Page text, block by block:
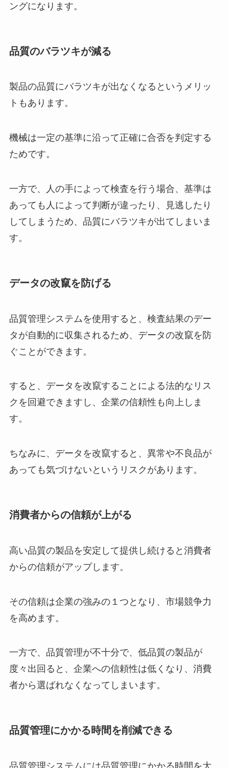
ングになります。
品質のバラツキが減る
製品の品質にバラツキが出なくなるというメリッ
トもあります。
機械は一定の基準に沿って正確に合否を判定する
ためです。
一方で、人の手によって検査を行う場合、基準は
あっても人によって判断が違ったり、見逃したり
してしまうため、品質にバラツキが出てしまいま
す。
データの改竄を防げる
品質管理システムを使用すると、検査結果のデー
タが自動的に収集されるため、データの改竄を防
ぐことができます。
すると、データを改竄することによる法的なリス
クを回避できますし、企業の信頼性も向上しま
す。
ちなみに、データを改竄すると、異常や不良品が
あっても気づけないというリスクがあります。
消費者からの信頼が上がる
高い品質の製品を安定して提供し続けると消費者
からの信頼がアップします。
その信頼は企業の強みの１つとなり、市場競争力
を高めます。
一方で、品質管理が不十分で、低品質の製品が
度々出回ると、企業への信頼性は低くなり、消費
者から選ばれなくなってしまいます。
品質管理にかかる時間を削減できる
品質管理システムには品質管理にかかる時間を大